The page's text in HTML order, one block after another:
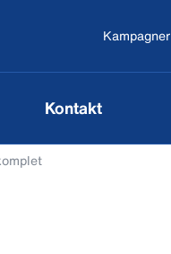
Kampagner
Kontakt